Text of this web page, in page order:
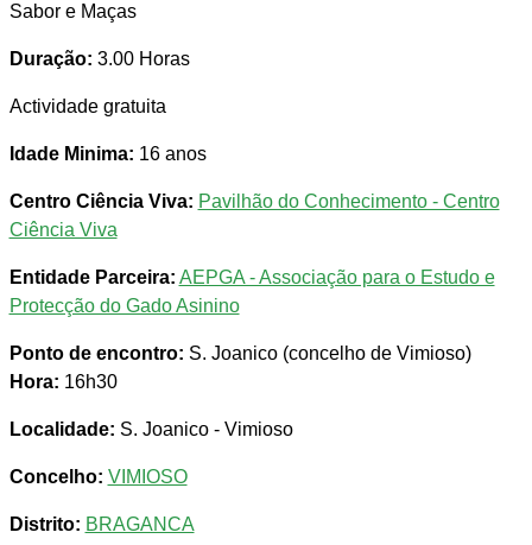
Sabor e Maças
Duração: 3.00 Horas
Actividade gratuita
Idade Minima: 16 anos
Centro Ciência Viva: Pavilhão do Conhecimento - Centro
Ciência Viva
Entidade Parceira: AEPGA - Associação para o Estudo e
Protecção do Gado Asinino
Ponto de encontro: S. Joanico (concelho de Vimioso)
Hora: 16h30
Localidade: S. Joanico - Vimioso
Concelho: VIMIOSO
Distrito: BRAGANCA